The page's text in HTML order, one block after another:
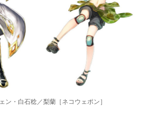
ン・白石稔／梨蘭［ネコウェポン］